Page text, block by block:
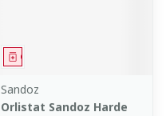
Geneesmiddel
Sandoz
Orlistat Sandoz Harde